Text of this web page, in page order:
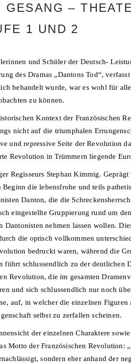
–
1 UND 2
und Schüler der Deutsch-
des Dramas „Dantons Tod“,
behandelt wurde, war es wohl für
zu können.
Kontext der Französischen
nicht auf die triumphalen
und repressive Seite der Revolution
Revolution in Trümmern liegende
Regisseurs Stephan Kimmig.
die lebensfrohe und teils
Danton, die die
eingestellte Gruppierung rund um
nehmen lassen wollen.
die optisch vollkommen
bedruckt waren, während die
schlussendlich zu der deutlichen
Revolution, die im gesamten
und sich schlussendlich nur noch
auf, in welcher die einzelnen Figuren
selbst zu zerfallen scheinen.
der einzelnen Charaktere
Motto der Französischen Revolution:
sondern eher anhand der